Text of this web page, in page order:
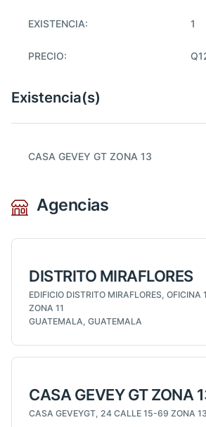
EXISTENCIA: 1
PRECIO:
Existencia(s)
CASA GEVEY GT ZONA 13
Agencias
DISTRITO MIRAFLORES
EDIFICIO DISTRITO MIRAFLORES,
ZONA 11
GUATEMALA, GUATEMALA
CASA GEVEY GT ZONA
CASA GEVEYGT, 24 CALLE 15-69 ZONA 13